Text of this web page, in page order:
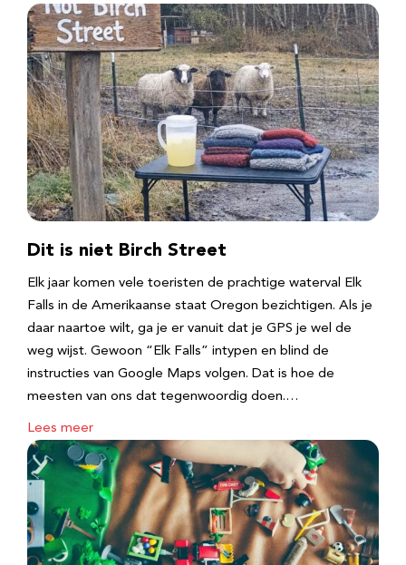
Dit is niet Birch Street
Elk jaar komen vele toeristen de prachtige waterval Elk
Falls in de Amerikaanse staat Oregon bezichtigen. Als je
daar naartoe wilt, ga je er vanuit dat je GPS je wel de
weg wijst. Gewoon “Elk Falls” intypen en blind de
instructies van Google Maps volgen. Dat is hoe de
meesten van ons dat tegenwoordig doen.…
Lees meer